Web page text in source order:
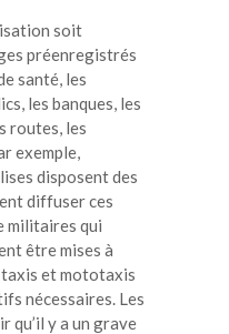
soit
préenregistrés
santé, les
les banques, les
routes, les
exemple,
disposent des
diffuser ces
militaires qui
être mises à
et mototaxis
nécessaires. Les
qu’il y a un grave